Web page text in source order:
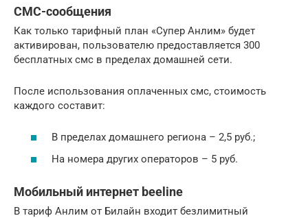
СМС-сообщения
Как только тарифный план «Супер Анлим» будет
активирован, пользователю предоставляется 300
бесплатных смс в пределах домашней сети.
После использования оплаченных смс, стоимость
каждого составит:
В пределах домашнего региона – 2,5 руб.;
На номера других операторов – 5 руб.
Мобильный интернет beeline
В тариф Анлим от Билайн входит безлимитный